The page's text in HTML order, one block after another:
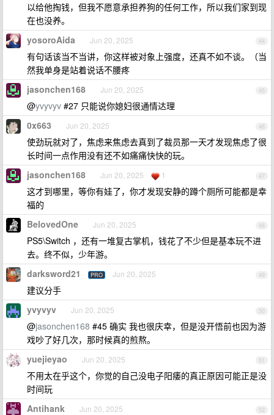
以给他掏钱，但我不愿意承担养狗的任何工作，所以我们家到现
在也没养。
44
yosoroAida Jun 20, 2025
有句话该当不当讲，你这样被对象上强度，还真不如不谈。（当
然我单身是站着说话不腰疼
45
jasonchen168 Jun 20, 2025
@yvyvyv #27 只能说你媳妇很通情达理
46
0x663 Jun 20, 2025
使劲玩就对了，焦虑来焦虑去真到了裁员那一天才发现焦虑了很
长时间一点作用没有还不如痛痛快快的玩。
47
jasonchen168 Jun 20, 2025 1
这才到哪里，等你有娃了，你才发现安静的蹲个厕所可能都是幸
福的
48
BelovedOne Jun 20, 2025
PS5\Switch ，还有一堆复古掌机，钱花了不少但是基本玩不进
去。终不似，少年游。
49
darksword21 PRO Jun 20, 2025
建议分手
50
yvyvyv Jun 20, 2025
@jasonchen168 #45 确实 我也很庆幸，但是没开悟前也因为游
戏吵了好几次，那时候真的煎熬。
51
yuejieyao Jun 20, 2025
不用太在乎这个，你觉的自己没电子阳痿的真正原因可能正是没
时间玩
52
Antihank Jun 20, 2025